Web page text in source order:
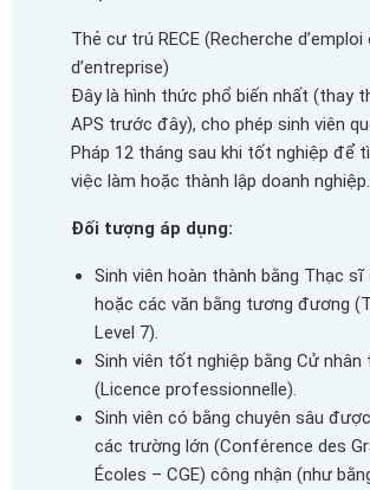
Thẻ cư trú RECE (Recherche
d’entreprise)
Đây là hình thức phổ biến nhất (thay
APS trước đây), cho phép sinh viên
Pháp 12 tháng sau khi tốt nghiệp để
việc làm hoặc thành lập doanh nghiệp.
Đối tượng áp dụng:
Sinh viên hoàn thành bằng Thạc sĩ
hoặc các văn bằng tương đương
Level 7).
Sinh viên tốt nghiệp bằng Cử nhân
(Licence professionnelle).
Sinh viên có bằng chuyên sâu
các trường lớn (Conférence des
Écoles – CGE) công nhận (như